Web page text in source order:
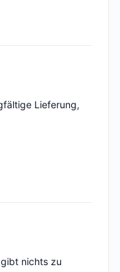
Lieferung,
nichts zu